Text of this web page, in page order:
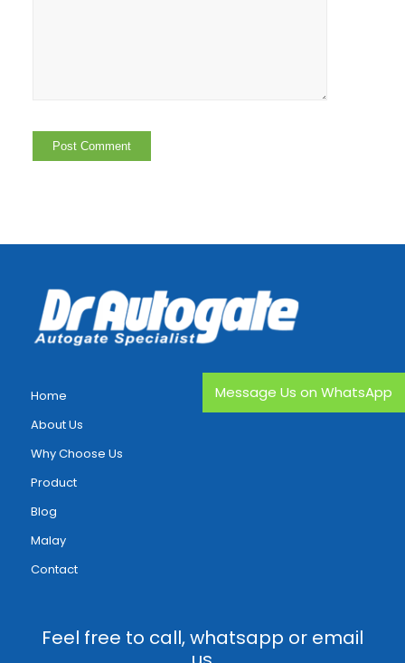
Home
About Us
Why Choose Us
Product
Blog
Malay
Contact
Feel free to call, whatsapp or email
Message Us on WhatsApp